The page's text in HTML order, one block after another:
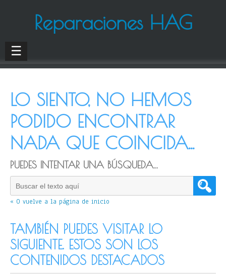
Reparaciones HAG
☰
LO SIENTO, NO HEMOS
PODIDO ENCONTRAR
NADA QUE COINCIDA...
PUEDES INTENTAR UNA BÚSQUEDA...
« O vuelve a la página de inicio
TAMBIÉN PUEDES VISITAR LO
SIGUIENTE. ESTOS SON LOS
CONTENIDOS DESTACADOS